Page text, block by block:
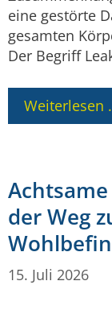
eine gestörte
gesamten
Der Begriff
Weiterlesen
der Weg
15. Juli 2026